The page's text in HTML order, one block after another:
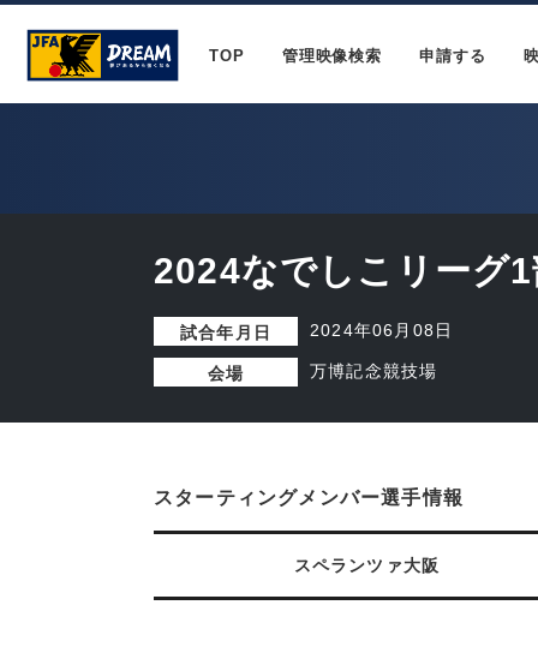
TOP 管理映像検索 申請する
2024なでしこリーグ
試合年月日 2024年06月08日
会場 万博記念競技場
スターティングメンバー選手情報
スペランツァ大阪